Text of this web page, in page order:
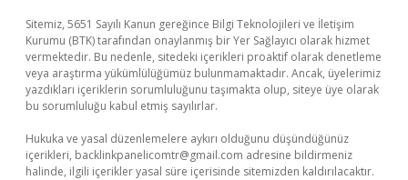
Sitemiz, 5651 Sayılı Kanun gereğince Bilgi Teknolojileri ve İletişim
Kurumu (BTK) tarafından onaylanmış bir Yer Sağlayıcı olarak hizmet
vermektedir. Bu nedenle, sitedeki içerikleri proaktif olarak denetleme
veya araştırma yükümlülüğümüz bulunmamaktadır. Ancak, üyelerimiz
yazdıkları içeriklerin sorumluluğunu taşımakta olup, siteye üye olarak
bu sorumluluğu kabul etmiş sayılırlar.
Hukuka ve yasal düzenlemelere aykırı olduğunu düşündüğünüz
içerikleri, backlinkpanelicomtr@gmail.com adresine bildirmeniz
halinde, ilgili içerikler yasal süre içerisinde sitemizden kaldırılacaktır.